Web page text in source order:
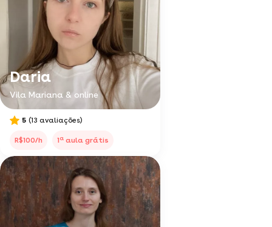
Daria
Vila Mariana & online
5 (13 avaliações)
R$100/h 1a aula grátis